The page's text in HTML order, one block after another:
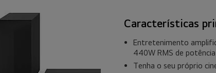
Características
Entretenimento
440W RMS de potência
Tenha o seu próprio